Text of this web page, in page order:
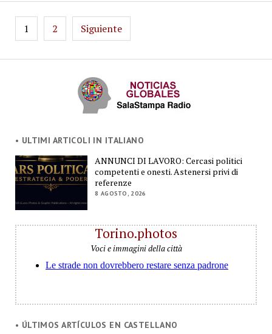
• ULTIMI ARTICOLI IN ITALIANO
ANNUNCI DI LAVORO: Cercasi politici
competenti e onesti. Astenersi privi di
referenze
8 AGOSTO, 2026
Torino.photos
Voci e immagini della città
• ÚLTIMOS ARTÍCULOS EN CASTELLANO
Paginación
de
1 2 Siguiente